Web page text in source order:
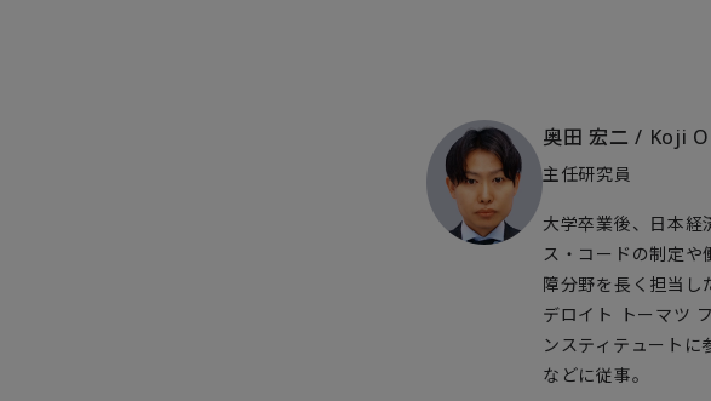
奥田 宏二 / Koji
主任研究員
大学卒業後、日本経
ス・コードの制定や
障分野を長く担当
デロイト トーマツ
ンスティテュート
などに従事。